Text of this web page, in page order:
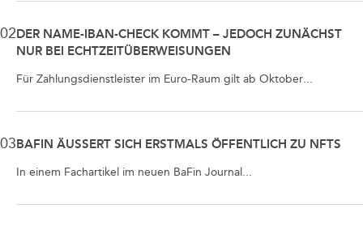
02 DER NAME-IBAN-CHECK KOMMT – JEDOCH ZUNÄCHST
NUR BEI ECHTZEITÜBERWEISUNGEN
Für Zahlungsdienstleister im Euro-Raum gilt ab Oktober...
03 BAFIN ÄUSSERT SICH ERSTMALS ÖFFENTLICH ZU NFTS
In einem Fachartikel im neuen BaFin Journal...